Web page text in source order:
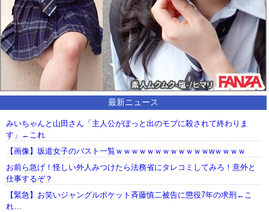
最新ニュース
みいちゃんと山田さん「主人公がぽっと出のモブに殺されて終わりま
す」←これ
【画像】坂道女子のバスト一覧ｗｗｗｗｗｗｗｗｗｗｗｗwｗｗｗｗ
お前ら急げ！怪しい外人みつけたら法務省にタレコミしてみろ！意外と
仕事するぞ？
【緊急】お笑いジャングルポケット斉藤慎二被告に懲役7年の求刑←こ
れ…